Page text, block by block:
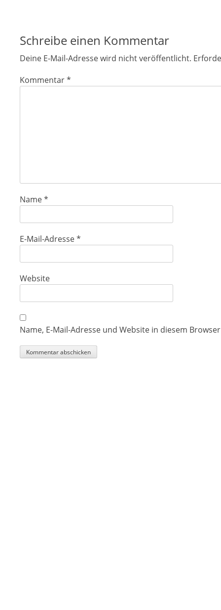
Schreibe einen Kommentar
Deine E-Mail-Adresse wird nicht veröffentlicht.
Kommentar*
Name*
E-Mail-Adresse*
Website
Name, E-Mail-Adresse und Website in diesem